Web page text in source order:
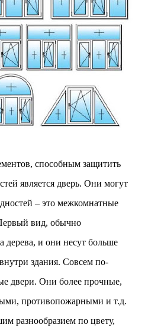
способным защитить
является дверь. Они могут
– это межкомнатные
вид, обычно
дерева, и они несут больше
здания. Совсем по-
двери. Они более прочные,
противопожарными и т.д.
разнообразием по цвету,